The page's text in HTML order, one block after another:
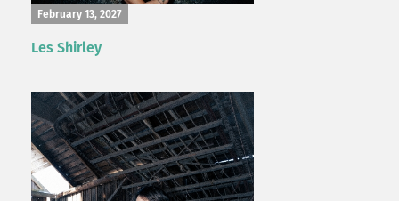
February 13, 2027
Les Shirley